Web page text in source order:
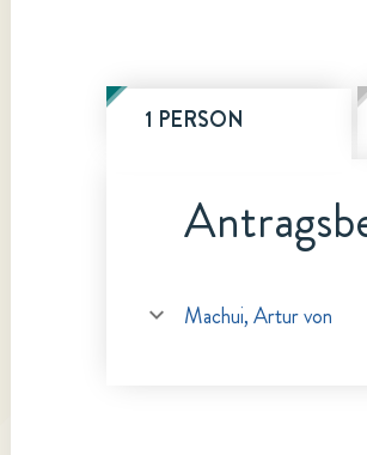
1 PERSON
Machui, Artur von